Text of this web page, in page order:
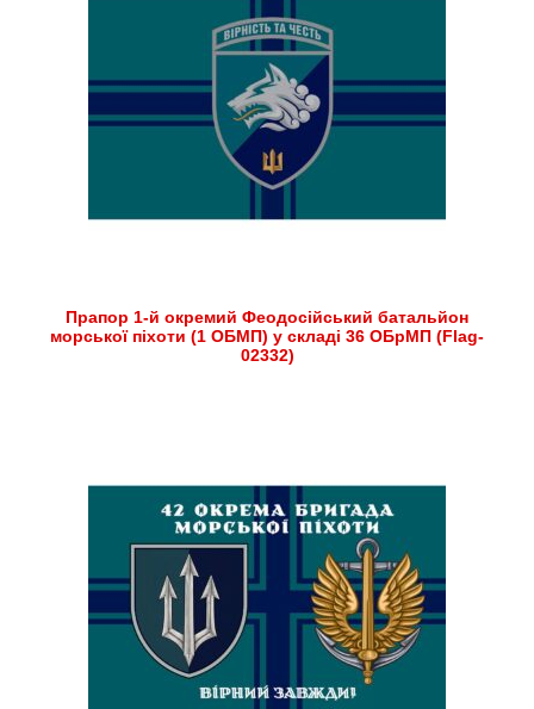
Прапор 1-й окремий Феодосійський батальйон
морської піхоти (1 ОБМП) у складі 36 ОБрМП (Flag-
02332)